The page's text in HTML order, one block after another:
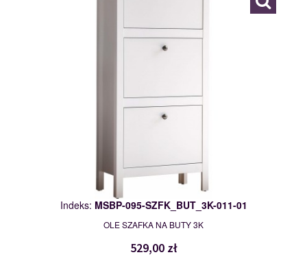
Indeks: MSBP-095-SZFK_BUT_3K-011-01
OLE SZAFKA NA BUTY 3K
529,00 zł